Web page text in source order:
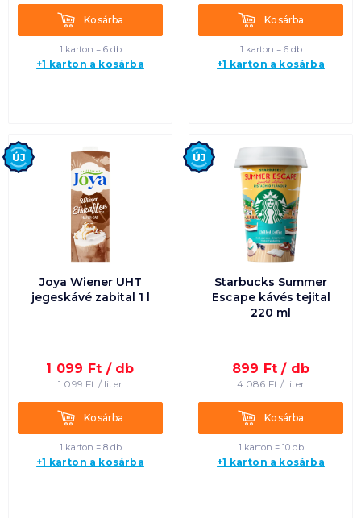
KosárbaKosárba
1 karton = 6 db
+1 karton a kosárba
KosárbaKosárba
1 karton = 6 db
+1 karton a kosárba
Joya Wiener UHT
jegeskávé zabital 1 l
1 099 Ft / db
1 099 Ft / liter
KosárbaKosárba
1 karton = 8 db
+1 karton a kosárba
Új
Starbucks Summer
Escape kávés tejital
220 ml
899 Ft / db
4 086 Ft / liter
KosárbaKosárba
1 karton = 10 db
+1 karton a kosárba
Új